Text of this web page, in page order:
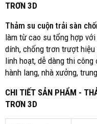
TRƠN 3D
Thảm su cuộn trải sàn
làm từ cao su tổng hợp
dính, chống trơn trượt
linh hoạt, dễ dàng thi
hành lang, nhà xưởng,
CHI TIẾT SẢN PHẨM -
TRƠN 3D